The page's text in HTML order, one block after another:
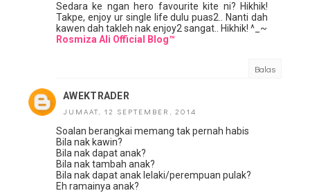
Sedara ke ngan hero favourite kite ni? Hikhik!
Takpe, enjoy ur single life dulu puas2.. Nanti dah
kawen dah takleh nak enjoy2 sangat.. Hikhik! ^_~
Rosmiza Ali Official Blog™
Balas
AWEKTRADER
JUMAAT, 12 SEPTEMBER, 2014
Soalan berangkai memang tak pernah habis
Bila nak kawin?
Bila nak dapat anak?
Bila nak tambah anak?
Bila nak dapat anak lelaki/perempuan pulak?
Eh ramainya anak?